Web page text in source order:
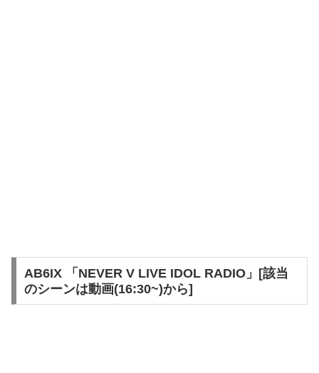
AB6IX 「NEVER V LIVE IDOL RADIO」[該当
のシーンは動画(16:30~)から]